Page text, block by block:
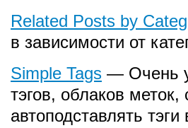
Related Posts by
в зависимости от
Simple Tags — Очень
тэгов, облаков
автоподставлять